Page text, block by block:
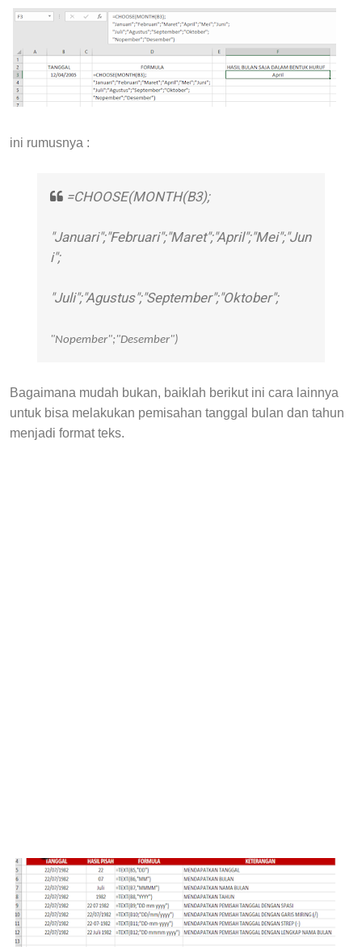
ini rumusnya :
=CHOOSE(MONTH(B3);
"Januari";"Februari";"Maret";"April";"Mei";"Jun
i";
"Juli";"Agustus";"September";"Oktober";
"Nopember";"Desember")
Bagaimana mudah bukan, baiklah berikut ini cara lainnya
untuk bisa melakukan pemisahan tanggal bulan dan tahun
menjadi format teks.